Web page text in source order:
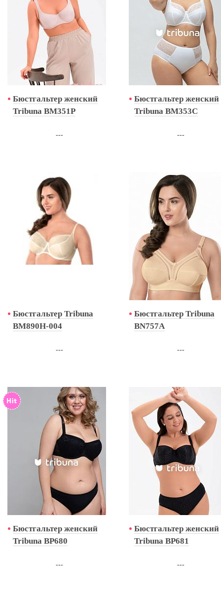
Бюстгальтер женский
Tribuna BM351P
---
Бюстгальтер женский
Tribuna BM353C
---
Бюстгальтер Tribuna
BM890H-004
---
Бюстгальтер Tribuna
BN757A
---
Бюстгальтер женский
Tribuna BP680
---
Бюстгальтер женский
Tribuna BP681
---